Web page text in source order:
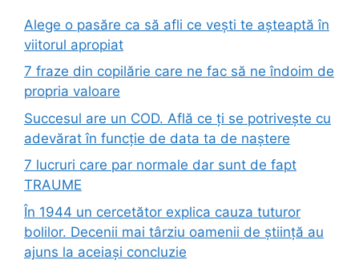
Alege o pasăre ca să afli ce vești te așteaptă în
viitorul apropiat
7 fraze din copilărie care ne fac să ne îndoim de
propria valoare
Succesul are un COD. Află ce ți se potrivește cu
adevărat în funcție de data ta de naștere
7 lucruri care par normale dar sunt de fapt
TRAUME
În 1944 un cercetător explica cauza tuturor
bolilor. Decenii mai târziu oamenii de știință au
ajuns la aceiași concluzie